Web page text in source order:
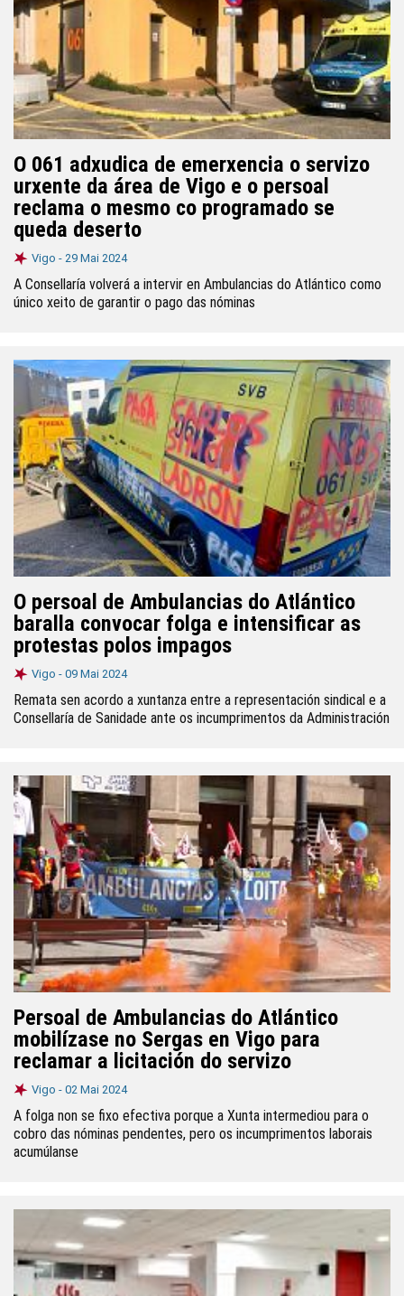
O 061 adxudica de emerxencia o servizo
urxente da área de Vigo e o persoal
reclama o mesmo co programado se
queda deserto
Vigo - 29 Mai 2024
A Consellaría volverá a intervir en Ambulancias do Atlántico como
único xeito de garantir o pago das nóminas
O persoal de Ambulancias do Atlántico
baralla convocar folga e intensificar as
protestas polos impagos
Vigo - 09 Mai 2024
Remata sen acordo a xuntanza entre a representación sindical e a
Consellaría de Sanidade ante os incumprimentos da Administración
Persoal de Ambulancias do Atlántico
mobilízase no Sergas en Vigo para
reclamar a licitación do servizo
Vigo - 02 Mai 2024
A folga non se fixo efectiva porque a Xunta intermediou para o
cobro das nóminas pendentes, pero os incumprimentos laborais
acumúlanse